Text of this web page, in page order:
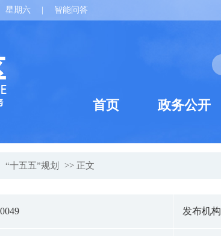
星期六 智能问答
首页 政务公开
“十五五”规划 >> 正文
发布机构